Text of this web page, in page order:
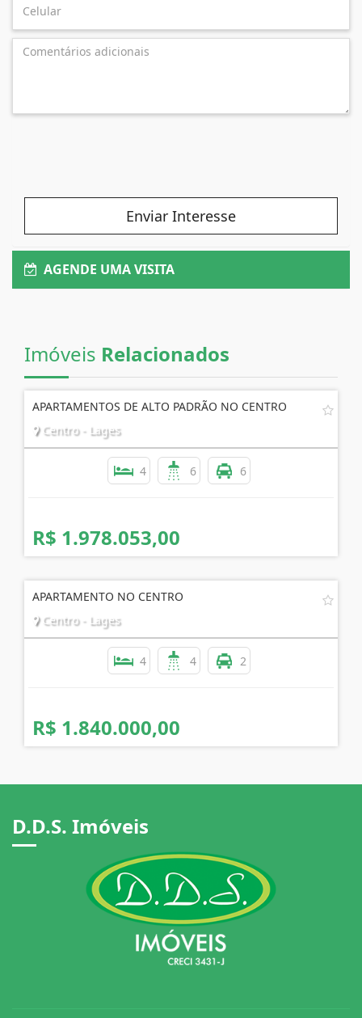
Enviar Interesse
AGENDE UMA VISITA
Imóveis Relacionados
APARTAMENTOS DE ALTO PADRÃO NO CENTRO
Centro - Lages
4 6 6
R$ 1.978.053,00
APARTAMENTO NO CENTRO
Centro - Lages
4 4 2
R$ 1.840.000,00
D.D.S. Imóveis